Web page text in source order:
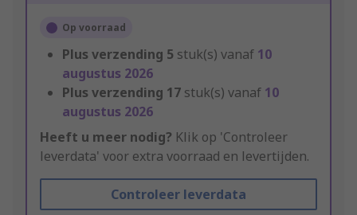
Op voorraad
Plus verzending 5 stuk(s) vanaf 10
augustus 2026
Plus verzending 17 stuk(s) vanaf 10
augustus 2026
Heeft u meer nodig? Klik op 'Controleer
leverdata' voor extra voorraad en levertijden.
Controleer leverdata